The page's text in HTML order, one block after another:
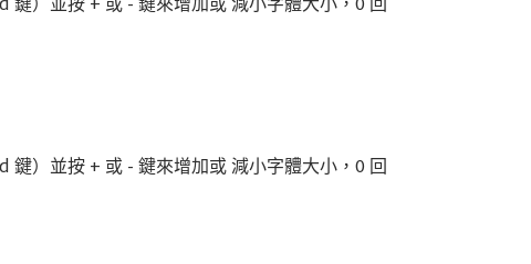
）並按 + 或 - 鍵來增加或 減小字體大小，0 回